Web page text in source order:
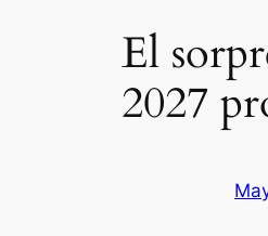
El
2027